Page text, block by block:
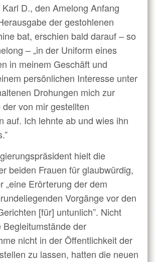
D., den Amelong Anfang
der gestohlenen
bat, erschien bald darauf – so
– „in der Uniform eines
in meinem Geschäft und
persönlichen Interesse unter
Drohungen mich zur
von mir gestellten
auf. Ich lehnte ab und wies ihn
hielt die
beiden Frauen für glaubwürdig,
„eine Erörterung der dem
Vorgänge vor den
[für] untunlich”. Nicht
der
nicht in der Öffentlichkeit der
zu lassen, hatten die neuen